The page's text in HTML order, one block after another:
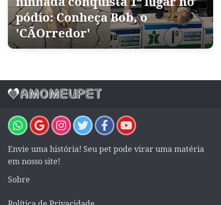
pódio: Conheça Bob, o
'CÃOrredor'
Envie uma história! Seu pet pode virar uma matéria
em nosso site!
Sobre